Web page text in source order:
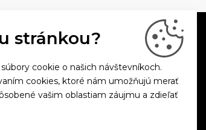
stránkou?
cookie o našich návštevníkoch.
cookies, ktoré nám umožňujú merať
vašim oblastiam záujmu a zdieľať